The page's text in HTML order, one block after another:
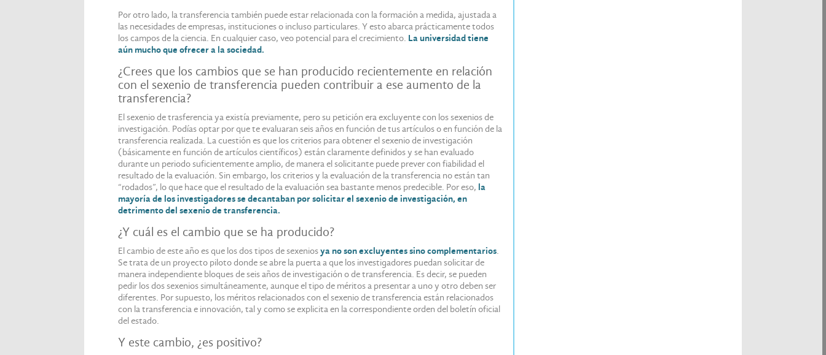
Por otro lado, la transferencia también puede estar relacionada con la formación a medida, ajustada a
las necesidades de empresas, instituciones o incluso particulares. Y esto abarca prácticamente todos
los campos de la ciencia. En cualquier caso, veo potencial para el crecimiento. La universidad tiene
aún mucho que ofrecer a la sociedad.
¿Crees que los cambios que se han producido recientemente en relación
con el sexenio de transferencia pueden contribuir a ese aumento de la
transferencia?
El sexenio de trasferencia ya existía previamente, pero su petición era excluyente con los sexenios de
investigación. Podías optar por que te evaluaran seis años en función de tus artículos o en función de la
transferencia realizada. La cuestión es que los criterios para obtener el sexenio de investigación
(básicamente en función de artículos científicos) están claramente definidos y se han evaluado
durante un periodo suficientemente amplio, de manera el solicitante puede prever con fiabilidad el
resultado de la evaluación. Sin embargo, los criterios y la evaluación de la transferencia no están tan
“rodados”, lo que hace que el resultado de la evaluación sea bastante menos predecible. Por eso, la
mayoría de los investigadores se decantaban por solicitar el sexenio de investigación, en
detrimento del sexenio de transferencia.
¿Y cuál es el cambio que se ha producido?
El cambio de este año es que los dos tipos de sexeniosya no son excluyentes sino complementarios.
Se trata de un proyecto piloto donde se abre la puerta a que los investigadores puedan solicitar de
manera independiente bloques de seis años de investigación o de transferencia. Es decir, se pueden
pedir los dos sexenios simultáneamente, aunque el tipo de méritos a presentar a uno y otro deben ser
diferentes. Por supuesto, los méritos relacionados con el sexenio de transferencia están relacionados
con la transferencia e innovación, tal y como se explicita en la correspondiente orden del boletín oficial
del estado.
Y este cambio, ¿es positivo?